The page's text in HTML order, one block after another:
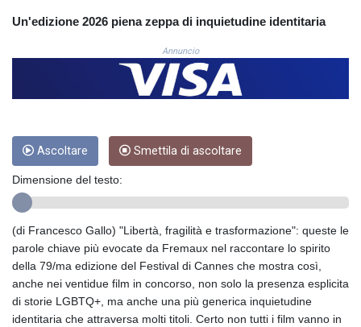
CRC 524.040432
CUC 1.15234
CUP 30.537009
CVE 110.797088
CZK 24.246042
DJF 204.79359
DOP 67.179284
DZD 153.12335
ETB 185.946995
FJD 2.551799
FKP 0.85598
GBP 0.856476
GEL 3.013365
GGP 0.85598
GHS 13.522718
Un'edizione 2026 piena zeppa di inquietudine identitaria
Annuncio
Ascoltare Smettila di ascoltare
Dimensione del testo:
(di Francesco Gallo) "Libertà, fragilità e trasformazione": queste le
parole chiave più evocate da Fremaux nel raccontare lo spirito
della 79/ma edizione del Festival di Cannes che mostra così,
anche nei ventidue film in concorso, non solo la presenza esplicita
di storie LGBTQ+, ma anche una più generica inquietudine
identitaria che attraversa molti titoli. Certo non tutti i film vanno in